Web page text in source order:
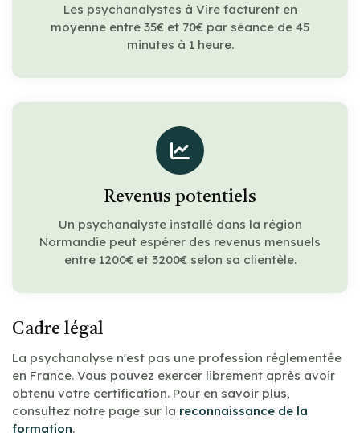
Les psychanalystes à Vire facturent en
moyenne entre 35€ et 70€ par séance de 45
minutes à 1 heure.
Revenus potentiels
Un psychanalyste installé dans la région
Normandie peut espérer des revenus mensuels
entre 1200€ et 3200€ selon sa clientèle.
Cadre légal
La psychanalyse n'est pas une profession réglementée
en France. Vous pouvez exercer librement après avoir
obtenu votre certification. Pour en savoir plus,
consultez notre page sur la reconnaissance de la
formation.